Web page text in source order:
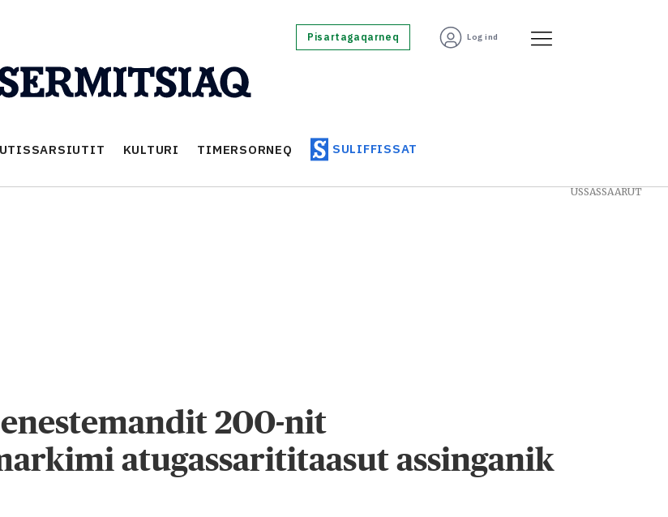
Pisartagaqarneq Log ind
KULTURI TIMERSORNEQ SULIFFISSAT
200-nit
atugassarititaasut assinganik
USSASSAARUT